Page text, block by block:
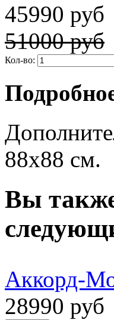
45990 руб
51000 руб
Кол-во:
88х88 см.
Вы
Аккорд-
28990 руб